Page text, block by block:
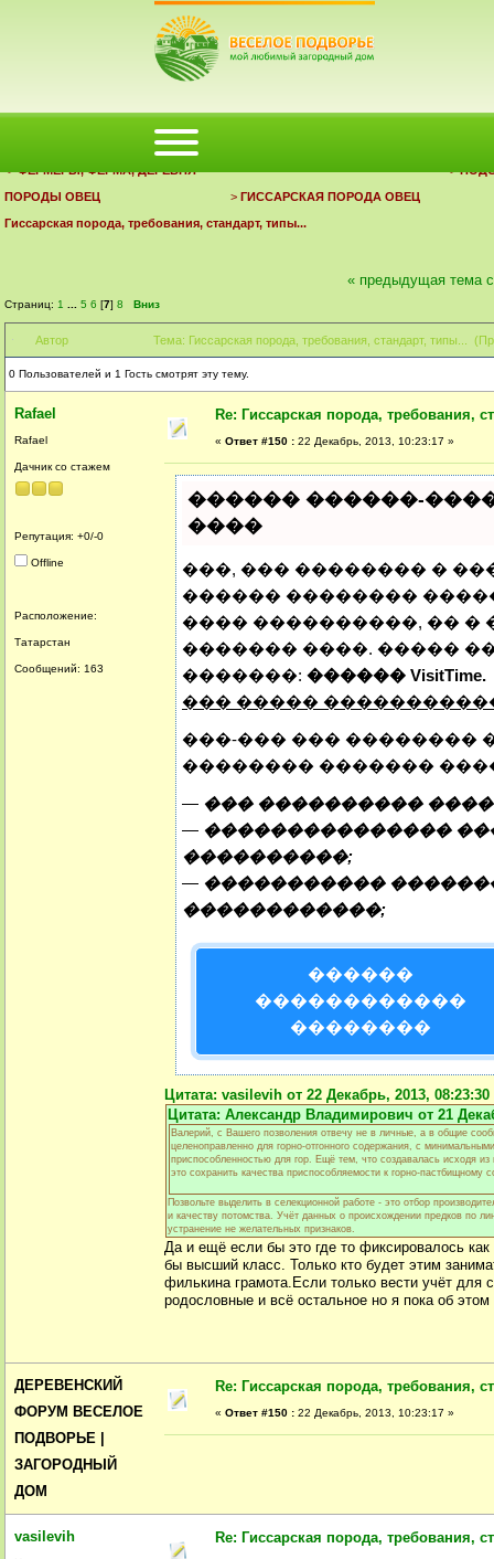
КАЛЕНДАРЬ ВОЙТИ РЕГИСТРАЦИЯ
ДЕРЕВЕНСКИЙ ФОРУМ ВЕСЕЛОЕ ПОДВОРЬЕ | ЗАГОРОДНЫЙ ДОМ
>ФЕРМЕРЫ, ФЕРМА, ДЕРЕВНЯ >
ПОРОДЫ ОВЕЦ
> ГИССАРСКАЯ ПОРОДА ОВЕЦ
Гиссарская порода, требования, стандарт, типы...
Страниц: 1 5 6 [7] 8 Вниз
« предыдущая тема
Автор Тема: Гиссарская порода, требования, стандарт, типы...
0 Пользователей и 1 Гость смотрят эту тему.
Rafael
Rafael
Дачник со стажем
Репутация: +0/-0
Offline
Расположение:
Татарстан
Сообщений: 163
Re: Гиссарская порода, требования,
« Ответ #150 : 22 Декабрь, 2013, 10:23:17 »
������ ������-
����
���, ��� �������� �
������ ��������
���� ����������, �� �
������� ����. �����
�������: ������ VisitTime.
��� �����
���-��� ��� ��������
�������� �������
— ��� ����������
— ���������������
����������;
— �����������
������������;
������
������������
��������
Цитата: vasilevih от 22 Декабрь, 2013, 08:23:30
Цитата: Александр Владимирович от 21
Валерий, с Вашего позволения отвечу не в личные, а в общие
целеноправленно для горно-отгонного содержания, с
приспособленностью для гор. Ещё тем, что создавалась исходя
это сохранить качества приспособляемости к горно-
Позвольте выделить в селекционной работе - это отбор
и качеству потомства. Учёт данных о происхождении предков по
устранение не желательных признаков.
Да и ещё если бы это где то фиксировалось
бы высший класс. Только кто будет этим
филькина грамота.Если только вести учёт для
родословные и всё остальное но я пока об
ДЕРЕВЕНСКИЙ
ФОРУМ ВЕСЕЛОЕ
ПОДВОРЬЕ |
ЗАГОРОДНЫЙ
ДОМ
Re: Гиссарская порода, требования,
« Ответ #150 : 22 Декабрь, 2013, 10:23:17 »
vasilevih Re: Гиссарская порода, требования,